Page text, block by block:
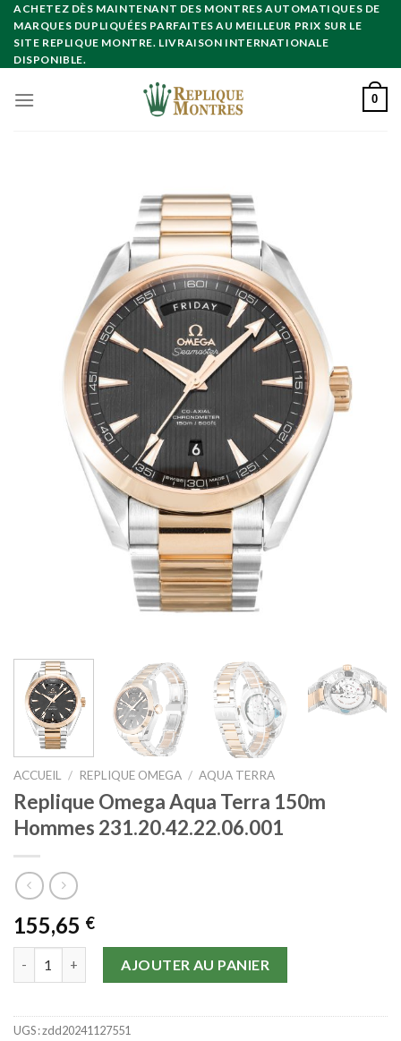
Skip
content
ACHETEZ DÈS MAINTENANT DES MONTRES AUTOMATIQUES DE
MARQUES DUPLIQUÉES PARFAITES AU MEILLEUR PRIX SUR LE
SITE REPLIQUE MONTRE. LIVRAISON INTERNATIONALE
DISPONIBLE.
0
ACCUEIL / REPLIQUE OMEGA / AQUA TERRA
Replique Omega Aqua Terra 150m
Hommes 231.20.42.22.06.001
155,65 €
AJOUTER AU PANIER
UGS :zdd20241127551